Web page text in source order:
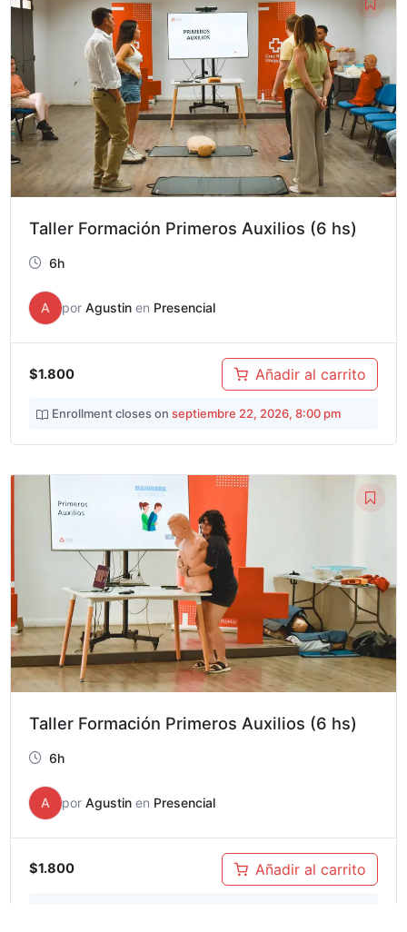
Taller Formación Primeros Auxilios (6 hs)
6h
A por Agustinen Presencial
$1.800 Añadir al carrito
Enrollment closes on septiembre 22, 2026, 8:00 pm
Taller Formación Primeros Auxilios (6 hs)
6h
A por Agustinen Presencial
$1.800 Añadir al carrito